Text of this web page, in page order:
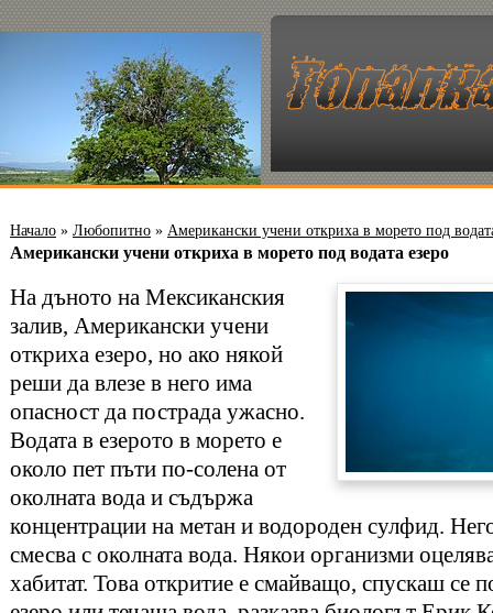
Начало » Любопитно » Американски учени откриха в морето под
Американски учени откриха в морето под водата езеро
На дъното на Мексиканския
залив, Американски учени
откриха езеро, но ако някой
реши да влезе в него има
опасност да пострада ужасно.
Водата в езерото в морето е
около пет пъти по-солена от
околната вода и съдържа
концентрации на метан и водороден сулфид.
смесва с околната вода. Някои организми
хабитат. Това откритие е смайващо, спускаш се